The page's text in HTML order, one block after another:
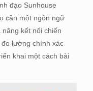
đạo Sunhouse
cần một ngôn ngữ
kết nối chiến
lường chính xác
khai một cách bài